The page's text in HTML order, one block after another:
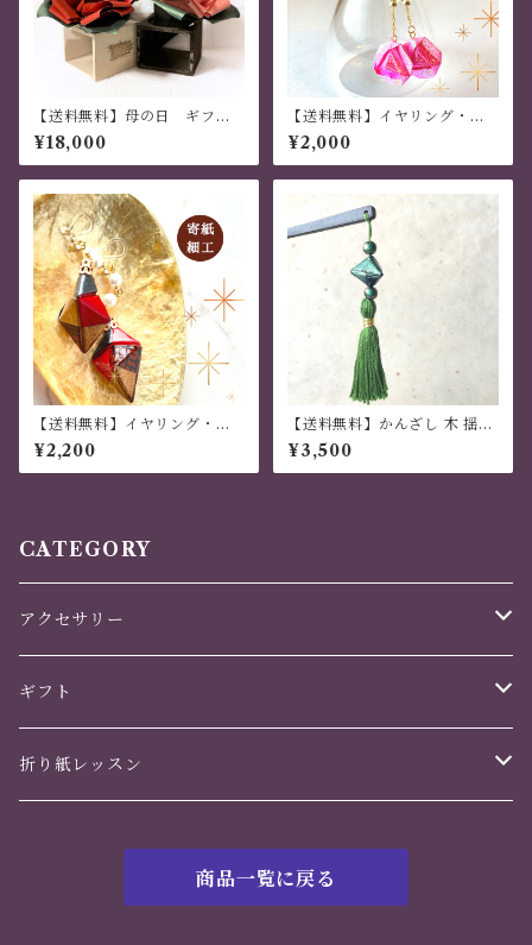
【送料無料】母の日 ギフ
ト 世界でひとつ オリジナ
ル 手作り バラ 中サイ
ズ 2個セット
¥18,000
【送料無料】イヤリング・ピ
アス 「色紋」 ３枚組 ピンク
¥2,000
【送料無料】イヤリング・ピ
アス 「寄紙細工」４枚組
雫型 海老茶色
¥2,200
【送料無料】かんざし 木 揺れ
る 普段使い ハンドメイド 日本
伝統 折り紙 撥水仕上げ 職人技
緑 夏祭り 花火大会 プレゼント
¥3,500
CATEGORY
アクセサリー
かんざし
ヘアアクセサリー
ギフト
誕生日
ホワイトデー
折り紙レッスン
商品一覧に戻る